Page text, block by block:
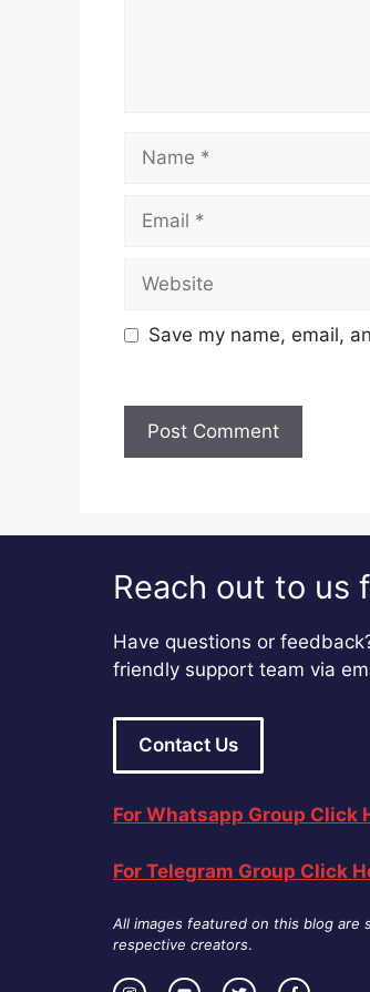
Name
Email
Website
Save my name, email,
Reach out to us
Have questions or
friendly support team via
Contact Us
For Whatsapp Group Click
For Telegram Group Click
All images featured on this blog are
respective creators.